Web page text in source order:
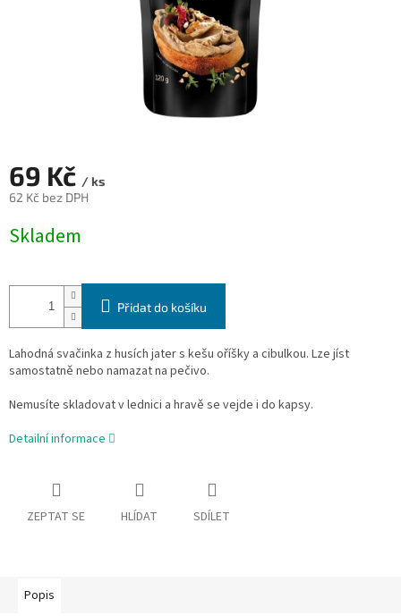
69 Kč / ks
62 Kč bez DPH
cena:
Skladem
Přidat do košíku
Lahodná svačinka z husích jater s kešu oříšky a cibulkou. Lze jíst
samostatně nebo namazat na pečivo.
Nemusíte skladovat v lednici a hravě se vejde i do kapsy.
Detailní informace
ZEPTAT SE HLÍDAT SDÍLET
Popis